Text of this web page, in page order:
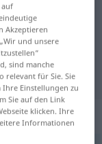
für
Akzeptieren
und unsere
sind manche
relevant für Sie. Sie
Einstellungen zu
Sie auf den Link
klicken. Ihre
Informationen